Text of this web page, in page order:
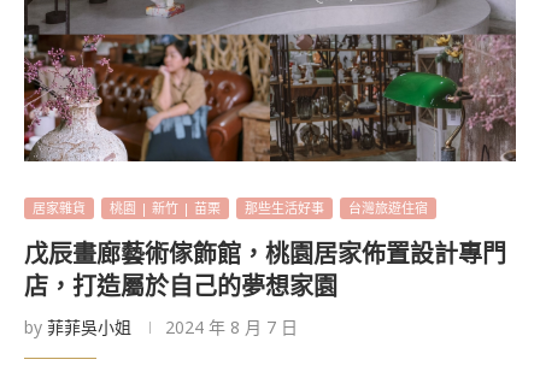
居家雜貨 桃園 | 新竹 | 苗栗 那些生活好事 台灣旅遊住宿
戊辰畫廊藝術傢飾館，桃園居家佈置設計專門
店，打造屬於自己的夢想家園
by 菲菲吳小姐 2024 年 8 月 7 日